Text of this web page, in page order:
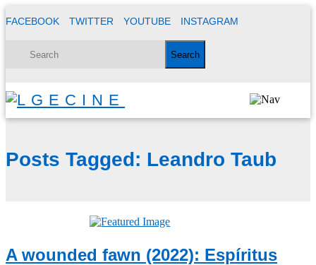
FACEBOOK TWITTER YOUTUBE INSTAGRAM
Posts Tagged: Leandro Taub
A wounded fawn (2022): Espíritus